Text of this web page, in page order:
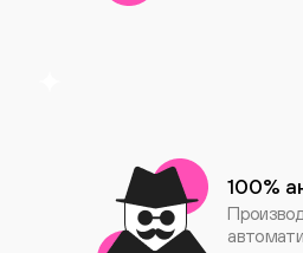
100%